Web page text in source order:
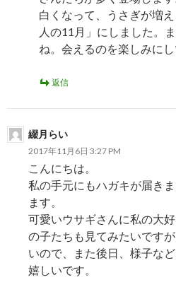
白くなって、うさぎが増
人の11月」にしました。
ね。会えるのを楽しみに
返信
綴月らい
2017年11月6日 3:27 PM
こんにちは。
私の手元にもハガキが届き
ます。
可愛いウサギさんに私の大
の子たちも見てみたいです
いので、また後日、様子な
嬉しいです。